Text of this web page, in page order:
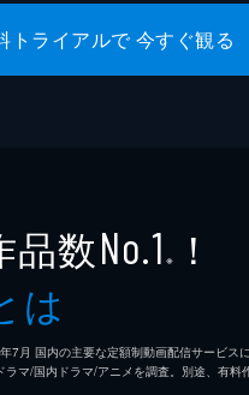
トライアルで 今すぐ観る
品数No.1 ※ ！
は
7⽉ 国内の主要な定額制動画配信サービス
マ/国内ドラマ/アニメを調査。別途、有料